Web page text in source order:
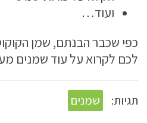
ועוד…
כפי שכבר הבנתם, שמן
לכם לקרוא על עוד שמנים
תגיות: שמנים